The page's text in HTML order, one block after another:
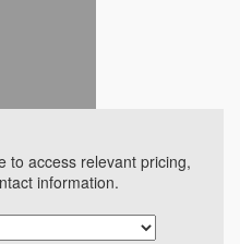
to access relevant pricing,
information.